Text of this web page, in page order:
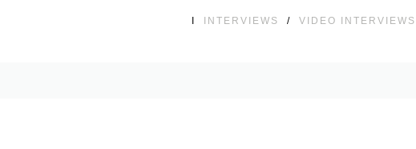
I INTERVIEWS / VIDEO INTERVIEWS